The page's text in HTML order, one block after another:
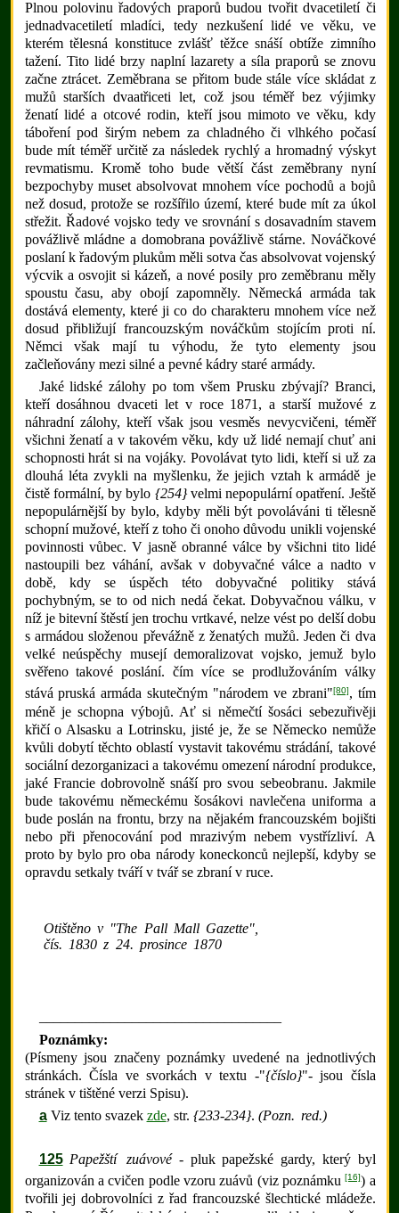
Plnou polovinu řadových praporů budou tvořit dvacetiletí či
jednadvacetiletí mladíci, tedy nezkušení lidé ve věku, ve
kterém tělesná konstituce zvlášť těžce snáší obtíže zimního
tažení. Tito lidé brzy naplní lazarety a síla praporů se znovu
začne ztrácet. Zeměbrana se přitom bude stále více skládat z
mužů starších dvaatřiceti let, což jsou téměř bez výjimky
ženatí lidé a otcové rodin, kteří jsou mimoto ve věku, kdy
táboření pod širým nebem za chladného či vlhkého počasí
bude mít téměř určitě za následek rychlý a hromadný výskyt
revmatismu. Kromě toho bude větší část zeměbrany nyní
bezpochyby muset absolvovat mnohem více pochodů a bojů
než dosud, protože se rozšířilo území, které bude mít za úkol
střežit. Řadové vojsko tedy ve srovnání s dosavadním stavem
povážlivě mládne a domobrana povážlivě stárne. Nováčkové
poslaní k řadovým plukům měli sotva čas absolvovat vojenský
výcvik a osvojit si kázeň, a nové posily pro zeměbranu měly
spoustu času, aby obojí zapomněly. Německá armáda tak
dostává elementy, které ji co do charakteru mnohem více než
dosud přibližují francouzským nováčkům stojícím proti ní.
Němci však mají tu výhodu, že tyto elementy jsou
začleňovány mezi silné a pevné kádry staré armády.
Jaké lidské zálohy po tom všem Prusku zbývají? Branci,
kteří dosáhnou dvaceti let v roce 1871, a starší mužové z
náhradní zálohy, kteří však jsou vesměs nevycvičeni, téměř
všichni ženatí a v takovém věku, kdy už lidé nemají chuť ani
schopnosti hrát si na vojáky. Povolávat tyto lidi, kteří si už za
dlouhá léta zvykli na myšlenku, že jejich vztah k armádě je
čistě formální, by bylo {254}velmi nepopulární opatření. Ještě
nepopulárnější by bylo, kdyby měli být povoláváni ti tělesně
schopní mužové, kteří z toho či onoho důvodu unikli vojenské
povinnosti vůbec. V jasně obranné válce by všichni tito lidé
nastoupili bez váhání, avšak v dobyvačné válce a nadto v
době, kdy se úspěch této dobyvačné politiky stává
pochybným, se to od nich nedá čekat. Dobyvačnou válku, v
níž je bitevní štěstí jen trochu vrtkavé, nelze vést po delší dobu
s armádou složenou převážně z ženatých mužů. Jeden či dva
velké neúspěchy musejí demoralizovat vojsko, jemuž bylo
svěřeno takové poslání. čím více se prodlužováním války
stává pruská armáda skutečným "národem ve zbrani"[80], tím
méně je schopna výbojů. Ať si němečtí šosáci sebezuřivěji
křičí o Alsasku a Lotrinsku, jisté je, že se Německo nemůže
kvůli dobytí těchto oblastí vystavit takovému strádání, takové
sociální dezorganizaci a takovému omezení národní produkce,
jaké Francie dobrovolně snáší pro svou sebeobranu. Jakmile
bude takovému německému šosákovi navlečena uniforma a
bude poslán na frontu, brzy na nějakém francouzském bojišti
nebo při přenocování pod mrazivým nebem vystřízliví. A
proto by bylo pro oba národy koneckonců nejlepší, kdyby se
opravdu setkaly tváří v tvář se zbraní v ruce.
Otištěno v "The Pall Mall Gazette",
čís. 1830 z 24. prosince 1870
Poznámky:
(Písmeny jsou značeny poznámky uvedené na jednotlivých
stránkách. Čísla ve svorkách v textu -"{číslo}"- jsou čísla
stránek v tištěné verzi Spisu).
aViz tento svazek zde, str. {233-234}. (Pozn. red.)
125 Papežští zuávové- pluk papežské gardy, který byl
organizován a cvičen podle vzoru zuávů (viz poznámku[16]) a
tvořili jej dobrovolníci z řad francouzské šlechtické mládeže.